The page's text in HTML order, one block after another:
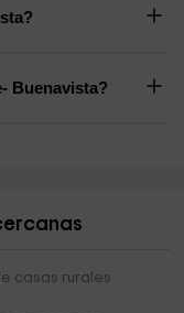
Buenavista?
casas rurales